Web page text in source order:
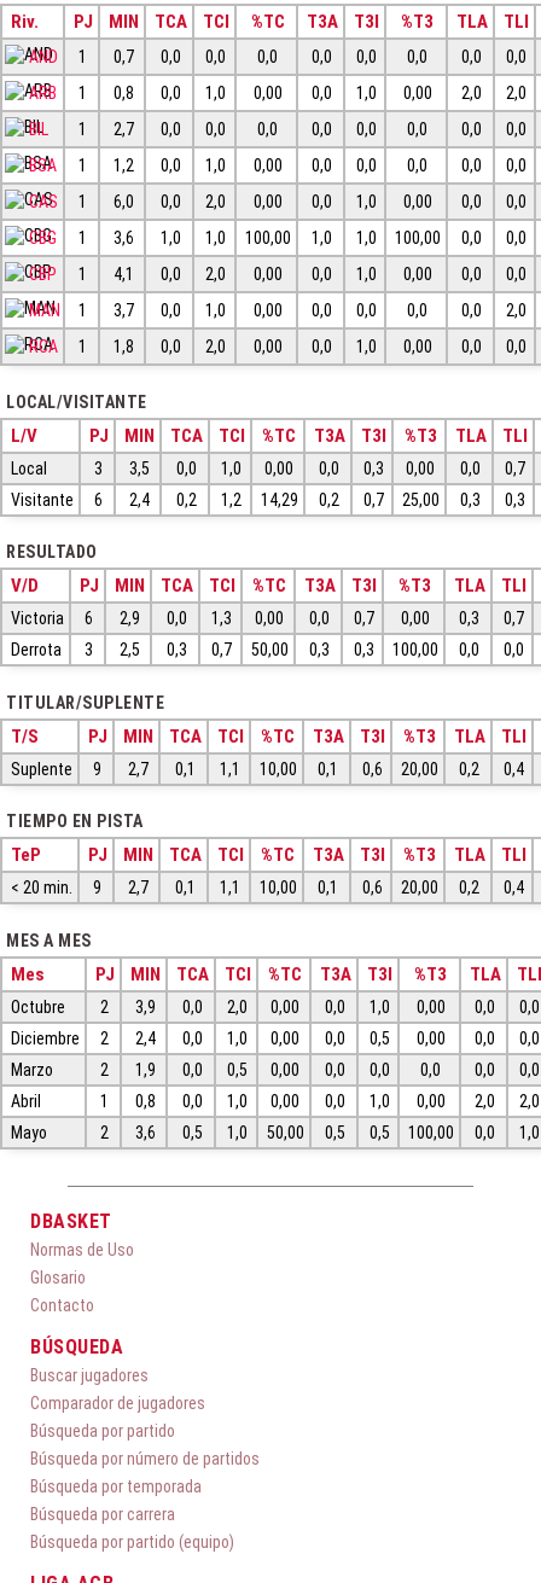
Riv. PJ MIN TCA TCI %TC T3A T3I %T3 TLA TLI
AND 1 0,7 0,0 0,0 0,0 0,0 0,0 0,0 0,0
0,0
ARB
1 0,8 0,0 1,0 0,00 0,0 1,0 0,00 2,0
2,0
BIL
1 2,7 0,0 0,0 0,0 0,0 0,0 0,0 0,0
0,0
BSA
1 1,2 0,0 1,0 0,00 0,0 0,0 0,0 0,0
0,0
CAS
1 6,0 0,0 2,0 0,00 0,0 1,0 0,00 0,0
0,0
CBG
1 3,6 1,0 1,0 100,00 1,0 1,0 100,00 0,0
0,0
CBP
1 4,1 0,0 2,0 0,00 0,0 1,0 0,00 0,0
0,0
MAN
1 3,7 0,0 1,0 0,00 0,0 0,0 0,0 0,0
2,0
RCA
1 1,8 0,0 2,0 0,00 0,0 1,0 0,00 0,0 0,0
LOCAL/VISITANTE
L/V PJ MIN TCA TCI %TC T3A T3I %T3 TLA TLI
Local 3 3,5 0,0 1,0 0,00 0,0 0,3 0,00 0,0
0,7
Visitante
6 2,4 0,2 1,2 14,29 0,2 0,7 25,00 0,3 0,3
RESULTADO
V/D PJ MIN TCA TCI %TC T3A T3I %T3 TLA TLI
Victoria 6 2,9 0,0 1,3 0,00 0,0 0,7 0,00 0,3
0,7
Derrota
3 2,5 0,3 0,7 50,00 0,3 0,3 100,00 0,0 0,0
TITULAR/SUPLENTE
T/S PJ MIN TCA TCI %TC T3A T3I %T3 TLA TLI
Suplente 9 2,7 0,1 1,1 10,00 0,1 0,6 20,00 0,2 0,4
TIEMPO EN PISTA
TeP PJ MIN TCA TCI %TC T3A T3I %T3 TLA TLI
< 20 min. 9 2,7 0,1 1,1 10,00 0,1 0,6 20,00 0,2 0,4
MES A MES
Mes PJ MIN TCA TCI %TC T3A T3I %T3 TLA TLI
Octubre 2 3,9 0,0 2,0 0,00 0,0 1,0 0,00 0,0
0,0
Diciembre
2 2,4 0,0 1,0 0,00 0,0 0,5 0,00 0,0
0,0
Marzo
2 1,9 0,0 0,5 0,00 0,0 0,0 0,0 0,0
0,0
Abril
1 0,8 0,0 1,0 0,00 0,0 1,0 0,00 2,0
2,0
Mayo
2 3,6 0,5 1,0 50,00 0,5 0,5 100,00 0,0 1,0
DBASKET
Normas de Uso
Glosario
Contacto
BÚSQUEDA
Buscar jugadores
Comparador de jugadores
Búsqueda por partido
Búsqueda por número de partidos
Búsqueda por temporada
Búsqueda por carrera
Búsqueda por partido (equipo)